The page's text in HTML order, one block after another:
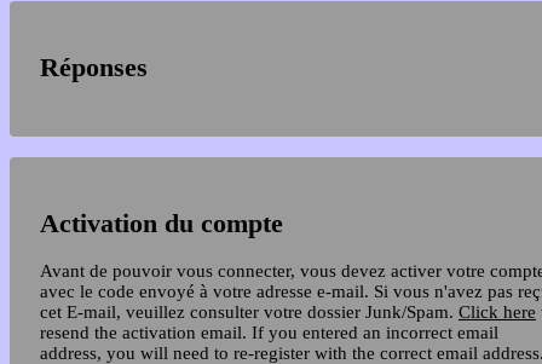
Réponses
Activation du compte
Avant de pouvoir vous connecter, vous devez activer votre
avec le code envoyé à votre adresse e-mail. Si vous n'avez pas
cet E-mail, veuillez consulter votre dossier Junk/Spam. Click here
resend the activation email. If you entered an incorrect email
address, you will need to re-register with the correct email